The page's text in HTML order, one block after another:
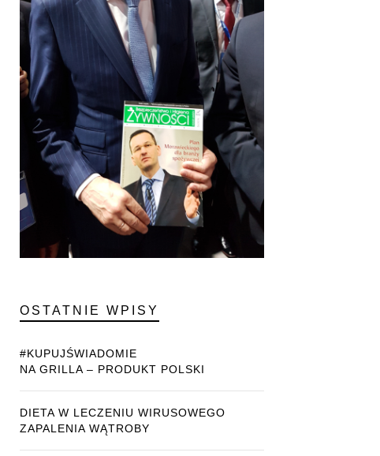
OSTATNIE WPISY
#KUPUJŚWIADOMIE
NA GRILLA – PRODUKT POLSKI
DIETA W LECZENIU WIRUSOWEGO
ZAPALENIA WĄTROBY